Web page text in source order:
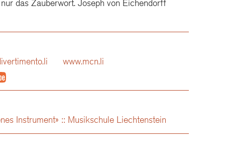
das Zauberwort. Joseph von Eichendorff
www.mcn.li
Instrument» :: Musikschule Liechtenstein